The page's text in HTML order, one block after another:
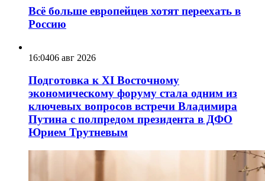
Всё больше европейцев хотят переехать в
Россию
16:0406 авг 2026
Подготовка к XI Восточному
экономическому форуму стала одним из
ключевых вопросов встречи Владимира
Путина с полпредом президента в ДФО
Юрием Трутневым